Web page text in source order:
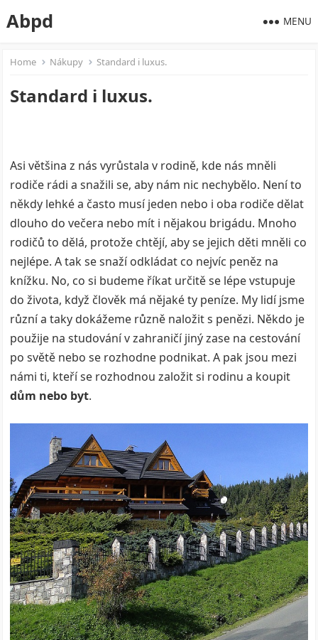
Abpd MENU
Home Nákupy Standard i luxus.
Standard i luxus.
Asi většina z nás vyrůstala v rodině, kde nás mněli
rodiče rádi a snažili se, aby nám nic nechybělo. Není to
někdy lehké a často musí jeden nebo i oba rodiče dělat
dlouho do večera nebo mít i nějakou brigádu. Mnoho
rodičů to dělá, protože chtějí, aby se jejich děti mněli co
nejlépe. A tak se snaží odkládat co nejvíc peněz na
knížku. No, co si budeme říkat určitě se lépe vstupuje
do života, když člověk má nějaké ty peníze. My lidí jsme
různí a taky dokážeme různě naložit s penězi. Někdo je
použije na studování v zahraničí jiný zase na cestování
po světě nebo se rozhodne podnikat. A pak jsou mezi
námi ti, kteří se rozhodnou založit si rodinu a koupit
dům nebo byt.